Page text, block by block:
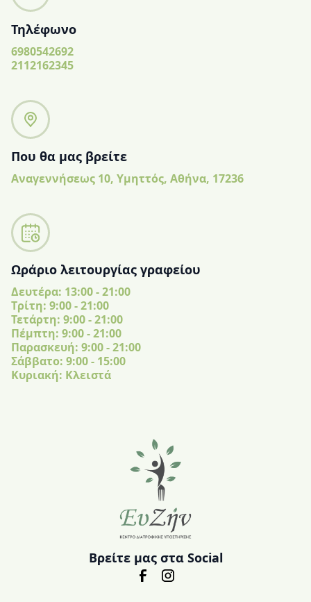
Τηλέφωνο
6980542692
2112162345
Που θα μας βρείτε
Αναγεννήσεως 10, Υμηττός, Αθήνα, 17236
Ωράριο λειτουργίας γραφείου
Δευτέρα: 13:00 - 21:00
Tρίτη: 9:00 - 21:00
Τετάρτη: 9:00 - 21:00
Πέμπτη: 9:00 - 21:00
Παρασκευή: 9:00 - 21:00
Σάββατο: 9:00 - 15:00
Κυριακή: Κλειστά
Βρείτε μας στα Social